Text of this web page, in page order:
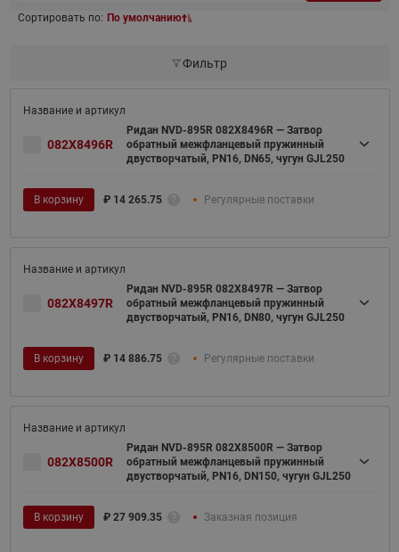
Сортировать по: По умолчанию
Фильтр
082X8496R
Ридан NVD-895R 082X8496R — Затвор
обратный межфланцевый пружинный
двустворчатый, PN16, DN65, чугун GJL250
В корзину ₽ 14 265.75 Регулярные поставки
082X8497R
Ридан NVD-895R 082X8497R — Затвор
обратный межфланцевый пружинный
двустворчатый, PN16, DN80, чугун GJL250
В корзину ₽ 14 886.75 Регулярные поставки
082X8500R
Ридан NVD-895R 082X8500R — Затвор
обратный межфланцевый пружинный
двустворчатый, PN16, DN150, чугун GJL250
В корзину ₽ 27 909.35 Заказная позиция